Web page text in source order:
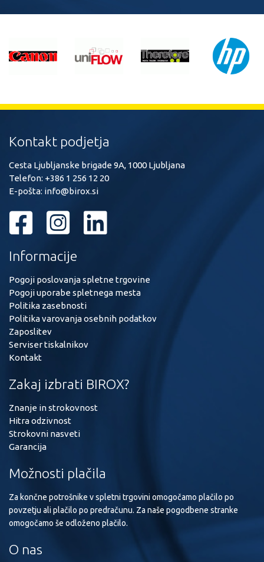
Kontakt podjetja
Cesta Ljubljanske brigade 9A, 1000 Ljubljana
Telefon: +386 1 256 12 20
E-pošta: info@birox.si
Informacije
Pogoji poslovanja spletne trgovine
Pogoji uporabe spletnega mesta
Politika zasebnosti
Politika varovanja osebnih podatkov
Zaposlitev
Serviser tiskalnikov
Kontakt
Zakaj izbrati BIROX?
Znanje in strokovnost
Hitra odzivnost
Strokovni nasveti
Garancija
Možnosti plačila
Za končne potrošnike v spletni trgovini omogočamo plačilo po
povzetju ali plačilo po predračunu. Za naše pogodbene stranke
omogočamo še odloženo plačilo.
O nas